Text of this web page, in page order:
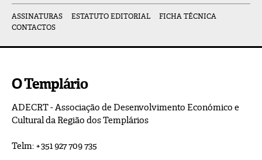
ASSINATURAS ESTATUTO EDITORIAL
FICHA TÉCNICA
CONTACTOS
O Templário
ADECRT - Associação de Desenvolvimento Económico e
Cultural da Região dos Templários
Telm: +351 927 709 735